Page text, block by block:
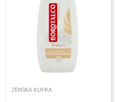
ZENSKA KUPKA